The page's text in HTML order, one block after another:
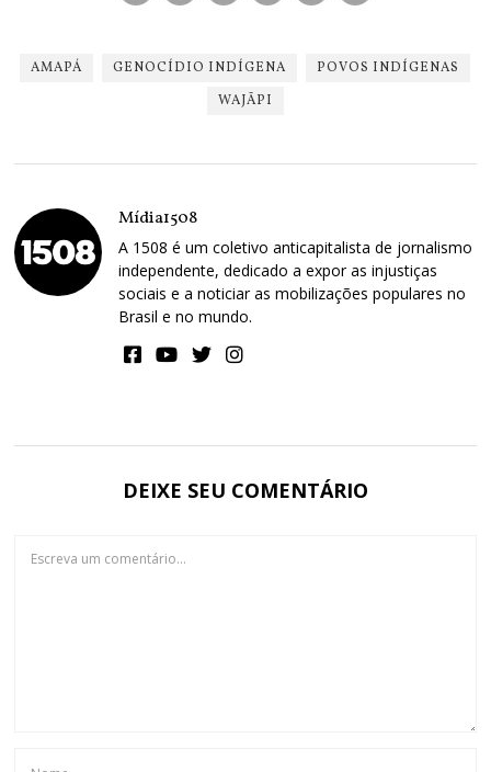
AMAPÁ GENOCÍDIO INDÍGENA
POVOS INDÍGENAS
WAJÃPI
Mídia1508
A 1508 é um coletivo anticapitalista de jornalismo
independente, dedicado a expor as injustiças
sociais e a noticiar as mobilizações populares no
Brasil e no mundo.
DEIXE SEU COMENTÁRIO